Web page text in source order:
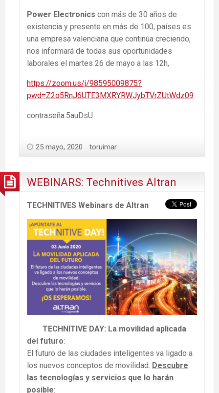
Power Electronics con más de 30 años de
existencia y presente en más de 100, países es
una empresa valenciana que continúa creciendo,
nos informará de todas sus oportunidades
laborales el martes 26 de mayo a las 12h,
https://zoom.us/j/98595009875?
pwd=Z2o5RnJ6UTE3MXRYRWJybTVrZUtWdz09
contraseña:5auDsU
25 mayo, 2020 toruimar
WEBINARS: Technitives Altran
TECHNITIVES Webinars de Altran
TECHNITIVE DAY: La movilidad aplicada
del futuro:
El futuro de las ciudades inteligentes va ligado a
los nuevos conceptos de movilidad. Descubre
las tecnologías y servicios que lo harán
posible: